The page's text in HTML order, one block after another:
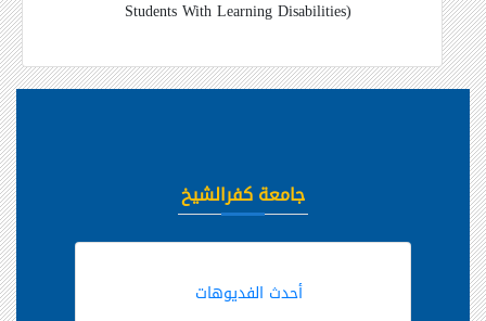
Students With Learning Disabilities)
جامعة كفرالشيخ
أحدث الفديوهات